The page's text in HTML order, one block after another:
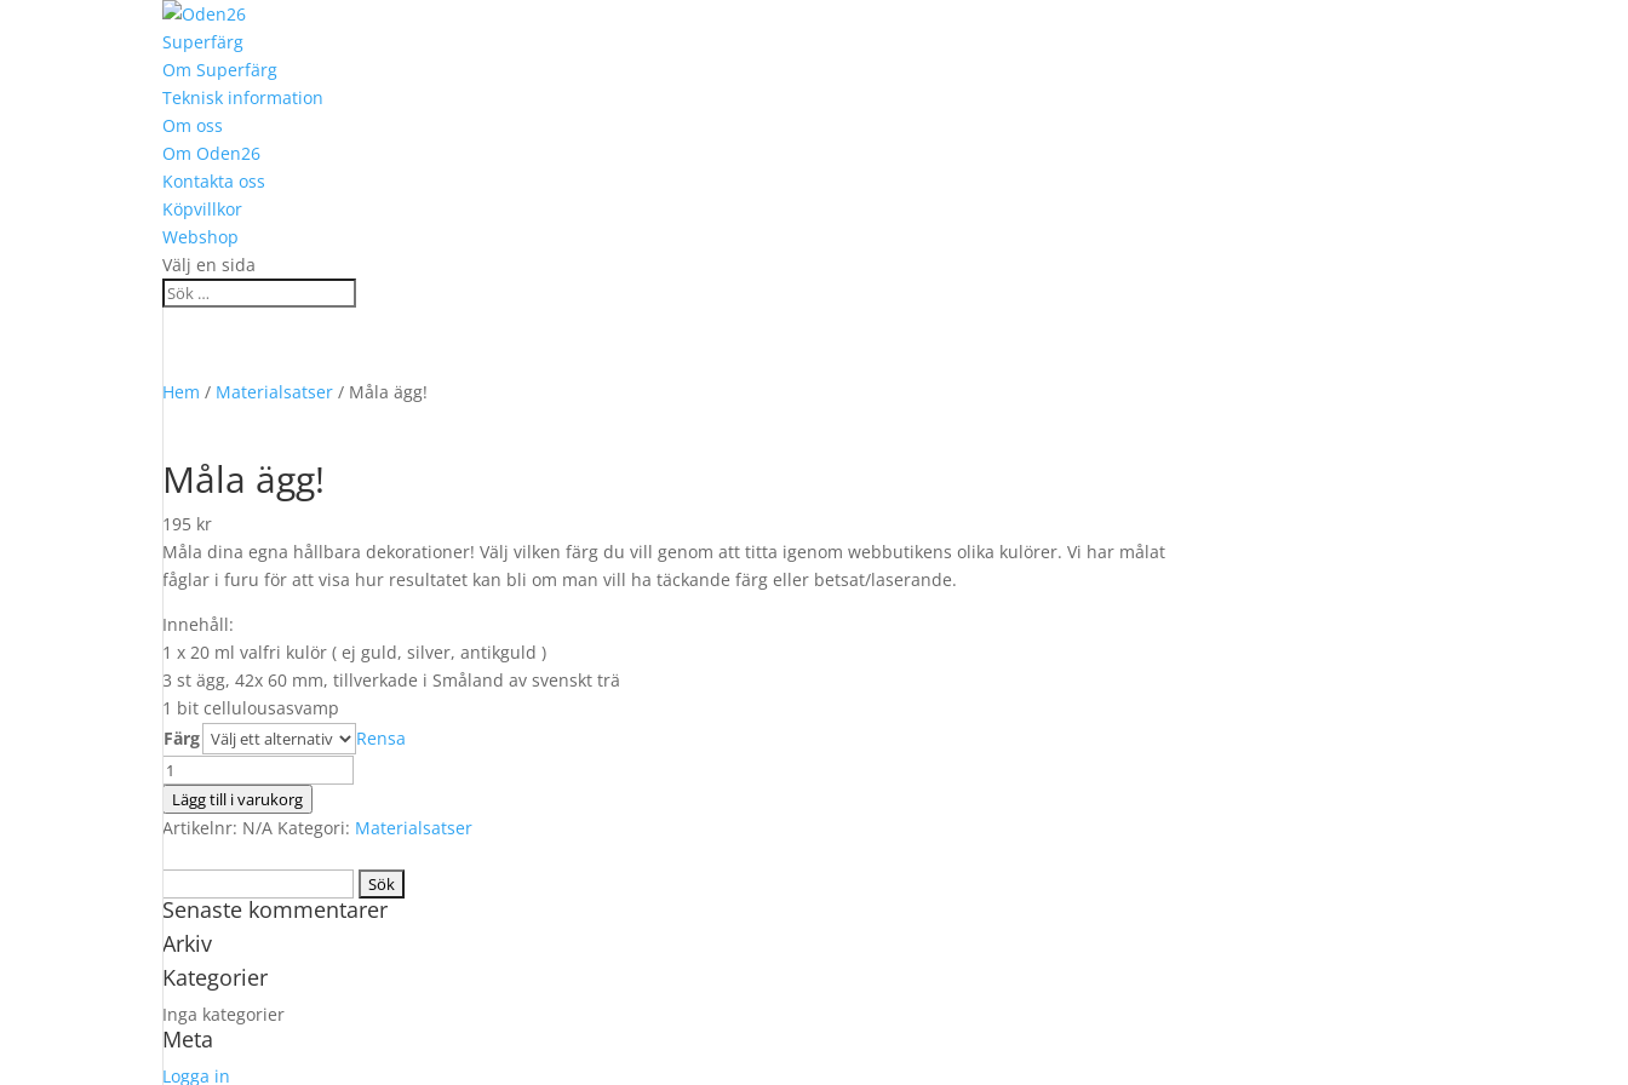
Superfärg
Om Superfärg
Teknisk information
Om oss
Om Oden26
Kontakta oss
Köpvillkor
Webshop
Välj en sida
Hem / Materialsatser / Måla ägg!
Måla ägg!
195 kr
Måla dina egna hållbara dekorationer! Välj vilken färg du vill genom att titta igenom webbutikens olika kulörer. Vi har målat
fåglar i furu för att visa hur resultatet kan bli om man vill ha täckande färg eller betsat/laserande.
Innehåll:
1 x 20 ml valfri kulör ( ej guld, silver, antikguld )
3 st ägg, 42x 60 mm, tillverkade i Småland av svenskt trä
1 bit cellulousasvamp
Färg
Rensa
Måla
ägg!
mängd
Lägg till i varukorg
Artikelnr: N/A Kategori: Materialsatser
efter:
Senaste kommentarer
Arkiv
Kategorier
Inga kategorier
Meta
Logga in